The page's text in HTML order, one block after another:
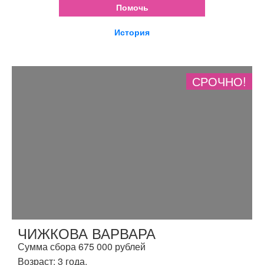
Помочь
История
СРОЧНО!
ЧИЖКОВА ВАРВАРА
Сумма сбора 675 000 рублей
Возраст: 3 года.